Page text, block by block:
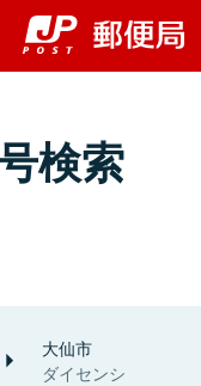
検索
大仙市
ダイセンシ